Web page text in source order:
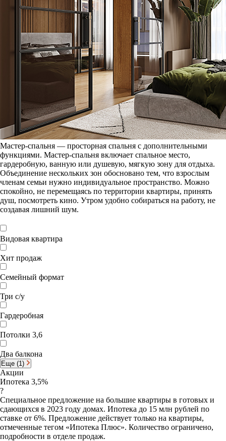
Мастер-спальня — просторная спальня с дополнительными
функциями. Мастер-спальня включает спальное место,
гардеробную, ванную или душевую, мягкую зону для отдыха.
Объединение нескольких зон обосновано тем, что взрослым
членам семьи нужно индивидуальное пространство. Можно
спокойно, не перемещаясь по территории квартиры, принять
душ, посмотреть кино. Утром удобно собираться на работу, не
создавая лишний шум.
Видовая квартира
Хит продаж
Семейный формат
Три с/у
Гардеробная
Потолки 3,6
Два балкона
Еще (1)
Акции
Ипотека 3,5%
?
Специальное предложение на большие квартиры в готовых и
сдающихся в 2023 году домах. Ипотека до 15 млн рублей по
ставке от 6%. Предложение действует только на квартиры,
отмеченные тегом «Ипотека Плюс». Количество ограничено,
подробности в отделе продаж.